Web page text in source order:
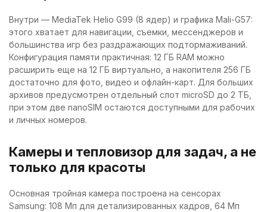
Внутри — MediaTek Helio G99 (8 ядер) и графика Mali-G57:
этого хватает для навигации, съемки, мессенджеров и
большинства игр без раздражающих подтормаживаний.
Конфигурация памяти практичная: 12 ГБ RAM можно
расширить еще на 12 ГБ виртуально, а накопителя 256 ГБ
достаточно для фото, видео и офлайн-карт. Для больших
архивов предусмотрен отдельный слот microSD до 2 ТБ,
при этом две nanoSIM остаются доступными для рабочих
и личных номеров.
Камеры и тепловизор для задач, а не
только для красоты
Основная тройная камера построена на сенсорах
Samsung: 108 Мп для детализированных кадров, 64 Мп